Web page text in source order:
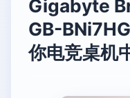
Gigabyte
GB-
你电竞桌机